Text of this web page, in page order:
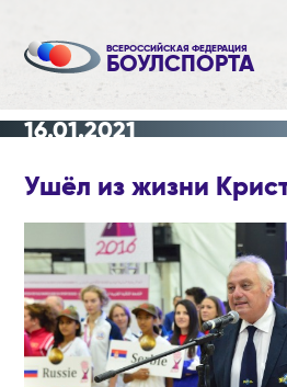
ВСЕРОССИЙСКАЯ ФЕДЕРАЦИЯ
БОУЛСПОРТА
16.01.2021
Ушёл из жизни